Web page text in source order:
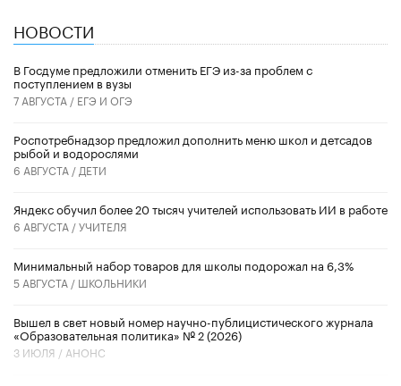
НОВОСТИ
В Госдуме предложили отменить ЕГЭ из-за проблем с
поступлением в вузы
7 АВГУСТА / ЕГЭ И ОГЭ
Роспотребнадзор предложил дополнить меню школ и детсадов
рыбой и водорослями
6 АВГУСТА / ДЕТИ
​Яндекс обучил более 20 тысяч учителей использовать ИИ в работе
6 АВГУСТА /УЧИТЕЛЯ
Минимальный набор товаров для школы подорожал на 6,3%
5 АВГУСТА / ШКОЛЬНИКИ
Вышел в свет новый номер научно-публицистического журнала
«Образовательная политика» № 2 (2026)
3 ИЮЛЯ / АНОНС